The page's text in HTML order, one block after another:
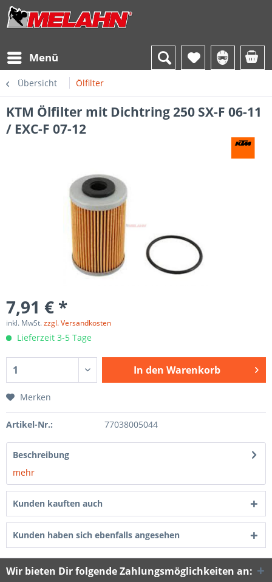
Menü
Übersicht Ölfilter
KTM Ölfilter mit Dichtring 250 SX-F 06-11
/ EXC-F 07-12
7,91 € *
inkl. MwSt.zzgl. Versandkosten
Lieferzeit 3-5 Tage
In den Warenkorb
Merken
Artikel-Nr.: 77038005044
Beschreibung
mehr
Kunden kauften auch
Kunden haben sich ebenfalls angesehen
Wir bieten Dir folgende Zahlungsmöglichkeiten an: